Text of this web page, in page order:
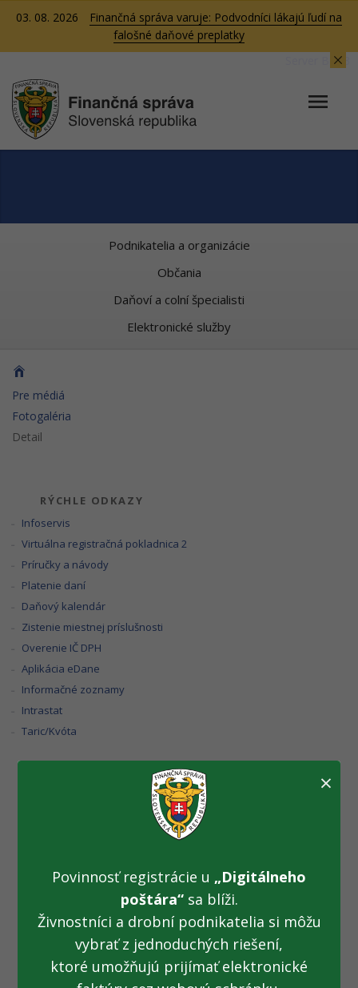
03. 08. 2026
Finančná správa varuje: Podvodníci lákajú ľudí na
falošné daňové preplatky
Server BB03
Podnikatelia a organizácie
Občania
Daňoví a colní špecialisti
Elektronické služby
Pre médiá
Fotogaléria
Detail
RÝCHLE ODKAZY
Infoservis
Virtuálna registračná pokladnica 2
Príručky a návody
Platenie daní
Daňový kalendár
Zistenie miestnej príslušnosti
Overenie IČ DPH
Aplikácia eDane
Informačné zoznamy
Intrastat
Taric/Kvóta
Pozor na falošné
slnečné okuliare.
Môžu poškodiť zrak
(04.07.2014)
Fotogaléria k TS zo 04.07.2014: Pozor na falošné slnečné
×
Povinnosť registrácie u „Digitálneho
poštára“sa blíži.
Živnostníci a drobní podnikatelia si môžu
vybrať z jednoduchých riešení,
ktoré umožňujú prijímať elektronické